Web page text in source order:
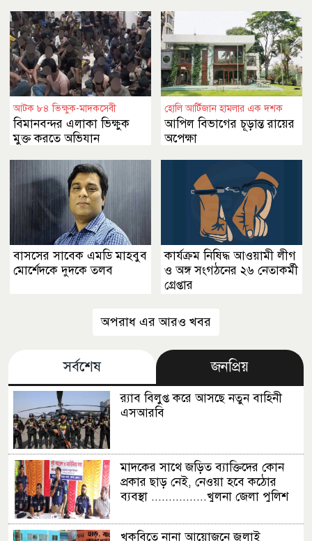
আটক ৮৪ ভিক্ষুক-মাদকসেবী
বিমানবন্দর এলাকা ভিক্ষুক
মুক্ত করতে অভিযান
হোলি আর্টিজান হামলার এক দশক
আপিল বিভাগের চূড়ান্ত রায়ের
অপেক্ষা
বাসসের সাবেক এমডি মাহবুব
মোর্শেদকে দুদকে তলব
কার্যক্রম নিষিদ্ধ আওয়ামী লীগ
ও অঙ্গ সংগঠনের ২৬ নেতাকর্মী
গ্রেপ্তার
অপরাধ এর আরও খবর
সর্বশেষ জনপ্রিয়
র‍্যাব বিলুপ্ত করে আসছে নতুন বাহিনী
এসআরবি
মাদকের সাথে জড়িত ব্যাক্তিদের কোন
প্রকার ছাড় নেই, নেওয়া হবে কঠোর
ব্যবস্থা ................খুলনা জেলা পুলিশ
খুকৃবিতে নানা আয়োজনে জুলাই